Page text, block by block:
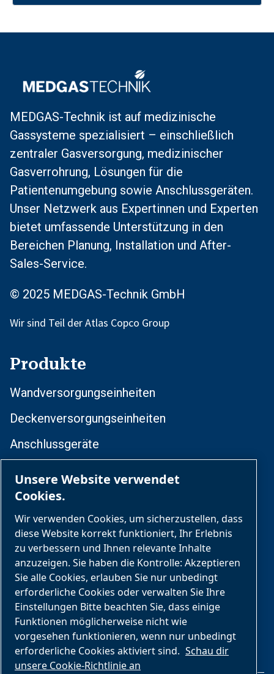
MEDGAS-Technik ist auf medizinische
Gassysteme spezialisiert – einschließlich
zentraler Gasversorgung, medizinischer
Gasverrohrung, Lösungen für die
Patientenumgebung sowie Anschlussgeräten.
Unser Netzwerk aus Expertinnen und Experten
bietet umfassende Unterstützung in den
Bereichen Planung, Installation und After-
Sales-Service.
© 2025 MEDGAS-Technik GmbH
Wir sind Teil der Atlas Copco Group
Produkte
Wandversorgungseinheiten
Deckenversorgungseinheiten
Anschlussgeräte
Medizinisches Rohrleitungssystem
Services
Tägliche Abläufe
Umbau und Nachrüstung
Installation
Unsere Website verwendet
Cookies.
Wir verwenden Cookies, um sicherzustellen, dass
diese Website korrekt funktioniert, Ihr Erlebnis
zu verbessern und Ihnen relevante Inhalte
anzuzeigen. Sie haben die Kontrolle: Akzeptieren
Sie alle Cookies, erlauben Sie nur unbedingt
erforderliche Cookies oder verwalten Sie Ihre
Einstellungen Bitte beachten Sie, dass einige
Funktionen möglicherweise nicht wie
vorgesehen funktionieren, wenn nur unbedingt
erforderliche Cookies aktiviert sind. Schau dir
unsere Cookie-Richtlinie an